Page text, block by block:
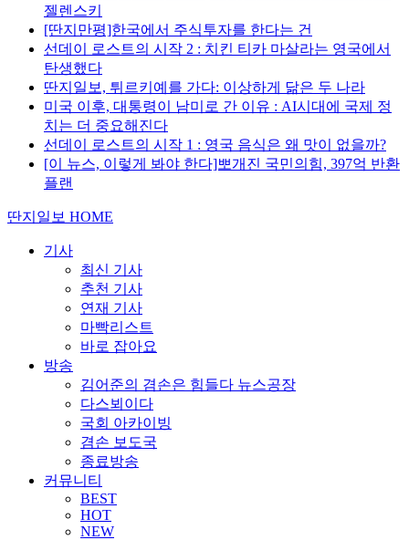
젤렌스키
[딴지만평]한국에서 주식투자를 한다는 건
선데이 로스트의 시작 2 : 치킨 티카 마살라는 영국에서
탄생했다
딴지일보, 튀르키예를 가다: 이상하게 닮은 두 나라
미국 이후, 대통령이 남미로 간 이유 : AI시대에 국제 정
치는 더 중요해진다
선데이 로스트의 시작 1 : 영국 음식은 왜 맛이 없을까?
[이 뉴스, 이렇게 봐야 한다]뽀개진 국민의힘, 397억 반환
플랜
딴지일보 HOME
기사
최신 기사
추천 기사
연재 기사
마빡리스트
바로 잡아요
방송
김어준의 겸손은 힘들다 뉴스공장
다스뵈이다
국회 아카이빙
겸손 보도국
종료방송
커뮤니티
BEST
HOT
NEW